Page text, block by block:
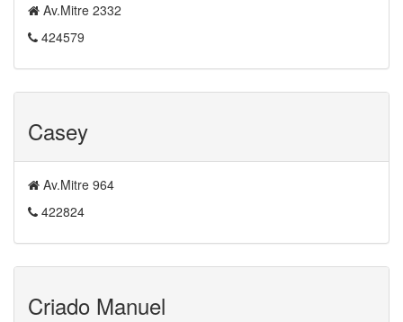
Av.Mitre 2332
424579
Casey
Av.Mitre 964
422824
Criado Manuel